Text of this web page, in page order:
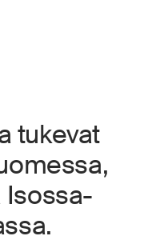
tukevat
Isossa-